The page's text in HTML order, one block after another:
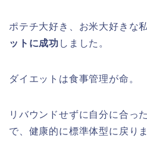
ポテチ大好き、お米大好きな
ットに成功 しました。
ダイエットは食事管理が命。
リバウンドせずに自分に合っ
で、健康的に標準体型に戻り